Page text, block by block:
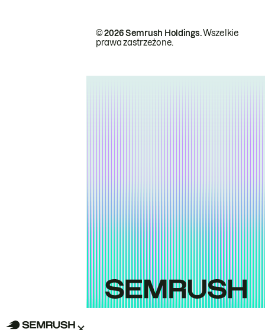
© 2026 Semrush Holdings.Wszelkie
prawa zastrzeżone.